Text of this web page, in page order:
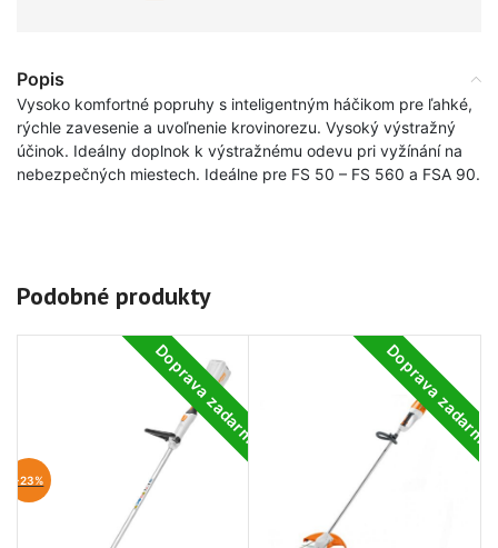
Popis
Vysoko komfortné popruhy s inteligentným háčikom pre ľahké,
rýchle zavesenie a uvoľnenie krovinorezu. Vysoký výstražný
účinok. Ideálny doplnok k výstražnému odevu pri vyžínání na
nebezpečných miestech. Ideálne pre FS 50 – FS 560 a FSA 90.
Podobné produkty
Doprava zadarmo
-23%
Doprava zadarmo